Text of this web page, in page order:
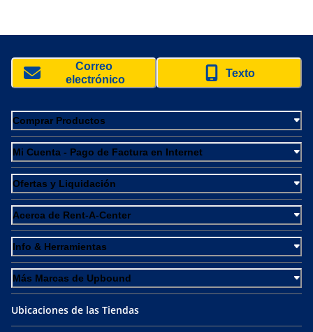
Correo
electrónico
Texto
Comprar Productos
Mi Cuenta - Pago de Factura en Internet
Ofertas y Liquidación
Acerca de Rent-A-Center
Info & Herramientas
Más Marcas de Upbound
Ubicaciones de las Tiendas